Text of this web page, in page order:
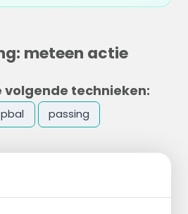
meteen actie
volgende technieken:
passing